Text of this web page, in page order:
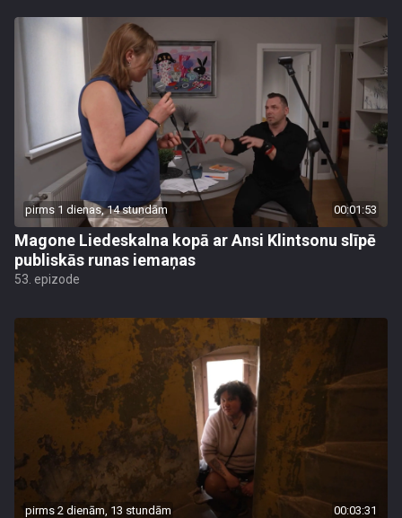
pirms 1 dienas, 14 stundām 00:01:53
Magone Liedeskalna kopā ar Ansi Klintsonu slīpē
publiskās runas iemaņas
53. epizode
pirms 2 dienām, 13 stundām 00:03:31